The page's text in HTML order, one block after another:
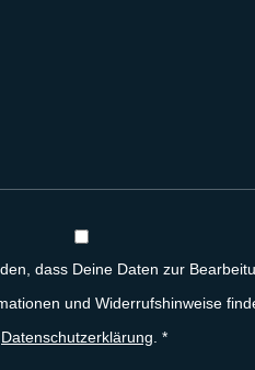
dass Deine Daten zur
und Widerrufshinweise
Datenschutzerklärung *